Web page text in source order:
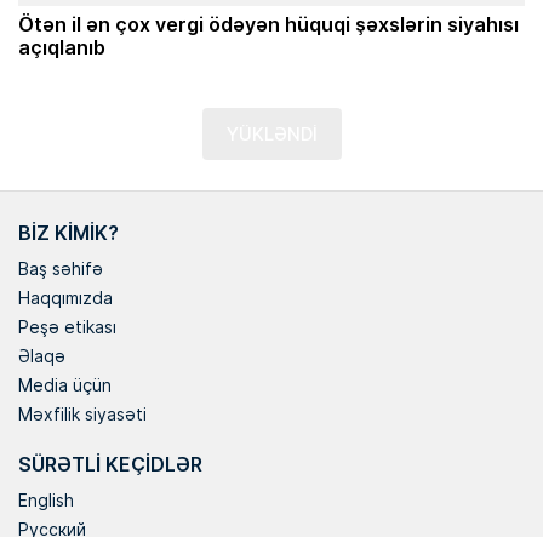
Ötən il ən çox vergi ödəyən hüquqi şəxslərin siyahısı
açıqlanıb
BIZ KIMIK?
Baş səhifə
Haqqımızda
Peşə etikası
Əlaqə
Media üçün
Məxfilik siyasəti
SÜRƏTLI KEÇIDLƏR
English
Русский